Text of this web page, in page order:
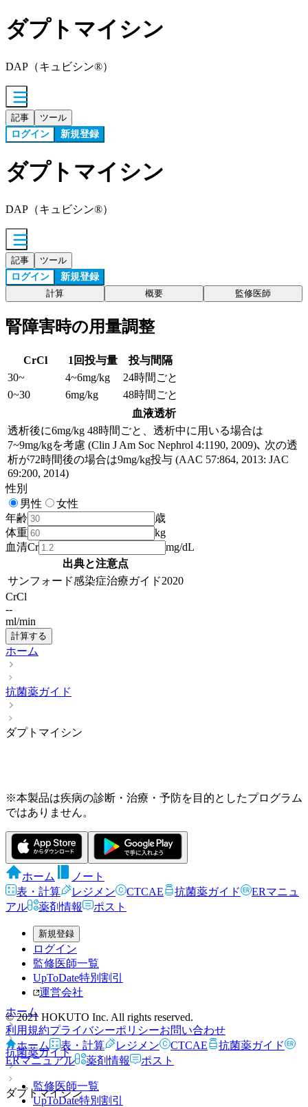
ダプトマイシン
DAP（キュビシン®）
記事 ツール
ログイン 新規登録
ダプトマイシン
DAP（キュビシン®）
記事 ツール
ログイン 新規登録
計算 概要 監修医師
腎障害時の用量調整
CrCl 1回投与量
投与間隔
30~ 4~6mg/kg
24時間ごと
0~30 6mg/kg
48時間ごと
血液透析
透析後に6mg/kg 48時間ごと、透析中に用いる場合は
7~9mg/kgを考慮 (Clin J Am Soc Nephrol 4:1190, 2009)､ 次の透
析が72時間後の場合は9mg/kg投与 (AAC 57:864, 2013: JAC
69:200, 2014)
性別
男性
女性
年齢
歳
体重
kg
血清Cr
mg/dL
出典と注意点
サンフォード感染症治療ガイド2020
CrCl
--
ml/min
計算する
ホーム
抗菌薬ガイド
ダプトマイシン
※本製品は疾病の診断・治療・予防を目的としたプログラム
ではありません。
ホーム
ノート
表・計算
レジメン CTCAE 抗菌薬ガイド
ERマニュ
アル
薬剤情報 ポスト
新規登録
ログイン
監修医師一覧
UpToDate特別割引
運営会社
© 2021 HOKUTO Inc. All rights reserved.
利用規約プライバシーポリシーお問い合わせ
ホーム
表・計算 レジメン CTCAE
抗菌薬ガイド
ERマニュアル
薬剤情報 ポスト
監修医師一覧
UpToDate特別割引
ホーム
抗菌薬ガイド
ダプトマイシン